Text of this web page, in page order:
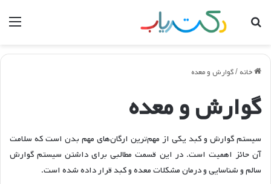
جستجو
خانه /گوارش و معده
گوارش و معده
سیستم گوارش و کبد یکی از مهم‌ترین ارگان‌های مهم بدن است که سلامت
آن حائز اهمیت است. در این قسمت مطالبی برای داشتن سیستم گوارش
سالم و شناسایی و درمان مشکلات معده و کبد قرار داده شده است.